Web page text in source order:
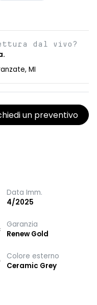
dal vivo?
MI
un preventivo
Data Imm.
4/2025
Garanzia
Renew Gold
Colore esterno
Ceramic Grey